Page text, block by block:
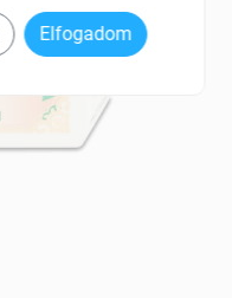
Elfogadom